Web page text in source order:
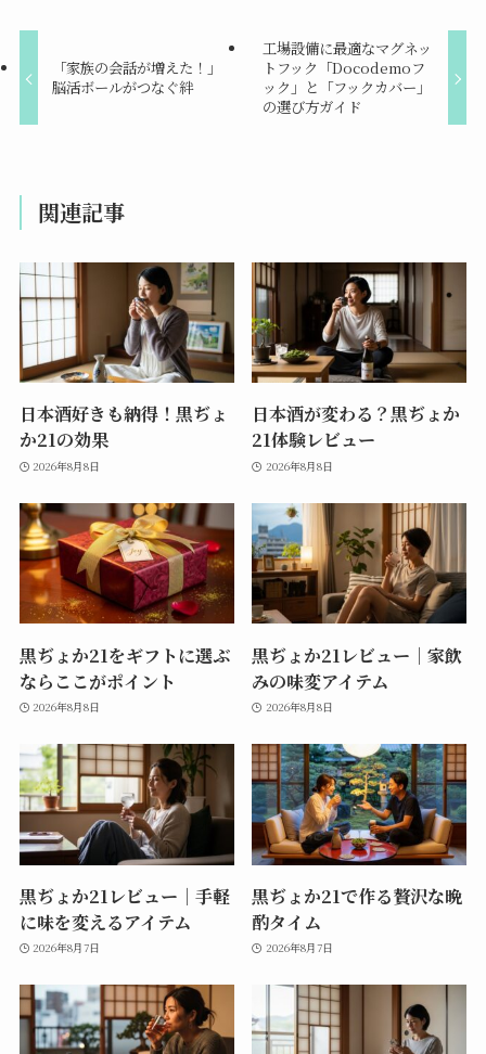
「家族の会話が増えた！」
脳活ボールがつなぐ絆
工場設備に最適なマグネッ
トフック「Docodemoフ
ック」と「フックカバー」
の選び方ガイド
関連記事
日本酒好きも納得！黒ぢょ
か21の効果
2026年8月8日
日本酒が変わる？黒ぢょか
21体験レビュー
2026年8月8日
黒ぢょか21をギフトに選ぶ
ならここがポイント
2026年8月8日
黒ぢょか21レビュー｜家飲
みの味変アイテム
2026年8月8日
黒ぢょか21レビュー｜手軽
に味を変えるアイテム
2026年8月7日
黒ぢょか21で作る贅沢な晩
酌タイム
2026年8月7日